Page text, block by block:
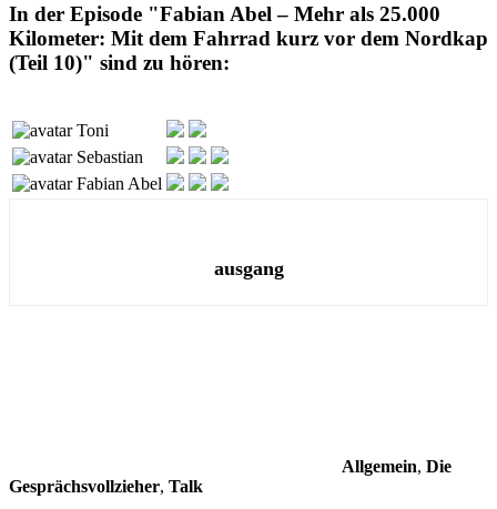
In der Episode "Fabian Abel – Mehr als 25.000
Kilometer: Mit dem Fahrrad kurz vor dem Nordkap
(Teil 10)" sind zu hören:
Toni
Sebastian
Fabian Abel
ausgang
Allgemein, Die
Gesprächsvollzieher, Talk